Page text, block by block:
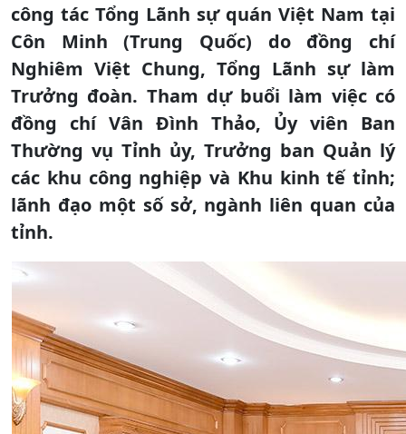
công tác Tổng Lãnh sự quán Việt Nam tại
Côn Minh (Trung Quốc) do đồng chí
Nghiêm Việt Chung, Tổng Lãnh sự làm
Trưởng đoàn. Tham dự buổi làm việc có
đồng chí Vân Đình Thảo, Ủy viên Ban
Thường vụ Tỉnh ủy, Trưởng ban Quản lý
các khu công nghiệp và Khu kinh tế tỉnh;
lãnh đạo một số sở, ngành liên quan của
tỉnh.